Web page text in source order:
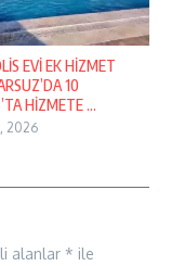
EVİ EK HİZMET
10
HİZMETE ...
2026
alanlar * ile